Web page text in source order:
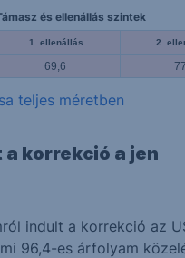
és ellenállás szintek
1. ellenállás 2.
69,6
korrekció a jen
indult a korrekció az
96,4-es árfolyam